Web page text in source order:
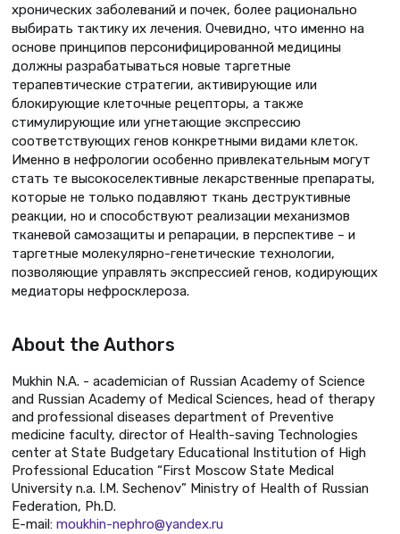
хронических заболеваний и почек, более рационально
выбирать тактику их лечения. Очевидно, что именно на
основе принципов персонифицированной медицины
должны разрабатываться новые таргетные
терапевтические стратегии, активирующие или
блокирующие клеточные рецепторы, а также
стимулирующие или угнетающие экспрессию
соответствующих генов конкретными видами клеток.
Именно в нефрологии особенно привлекательным могут
стать те высокоселективные лекарственные препараты,
которые не только подавляют ткань деструктивные
реакции, но и способствуют реализации механизмов
тканевой самозащиты и репарации, в перспективе – и
таргетные молекулярно-генетические технологии,
позволяющие управлять экспрессией генов, кодирующих
медиаторы нефросклероза.
About the Authors
Mukhin N.A. - academician of Russian Academy of Science
and Russian Academy of Medical Sciences, head of therapy
and professional diseases department of Preventive
medicine faculty, director of Health-saving Technologies
center at State Budgetary Educational Institution of High
Professional Education “First Moscow State Medical
University n.a. I.M. Sechenov” Ministry of Health of Russian
Federation, Ph.D.
E-mail: moukhin-nephro@yandex.ru